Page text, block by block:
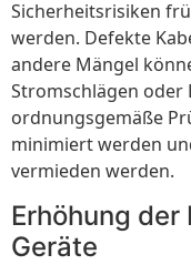
Sicherheitsrisiken
werden. Defekte
andere Mängel
Stromschlägen oder
ordnungsgemäße
minimiert werden
vermieden werden.
Erhöhung
Geräte